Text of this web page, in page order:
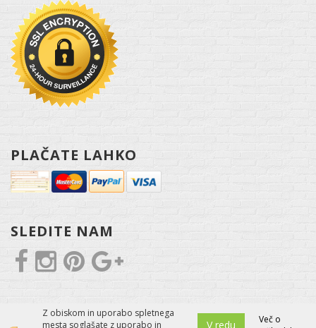
PLAČATE LAHKO
SLEDITE NAM
Z obiskom in uporabo spletnega
mesta soglašate z uporabo in
V redu
Več o